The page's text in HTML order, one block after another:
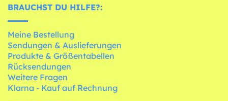
BRAUCHST DU HILFE?:
Meine Bestellung
Sendungen & Auslieferungen
Produkte & Größentabellen
Rücksendungen
Weitere Fragen
Klarna - Kauf auf Rechnung